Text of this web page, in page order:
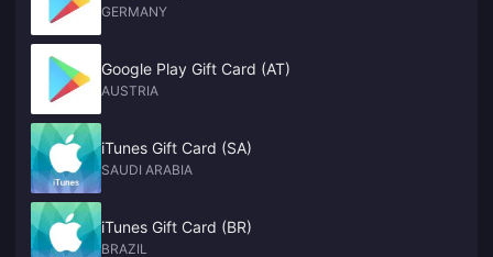
GERMANY
Google Play Gift Card (AT)
AUSTRIA
iTunes Gift Card (SA)
SAUDI ARABIA
iTunes Gift Card (BR)
BRAZIL